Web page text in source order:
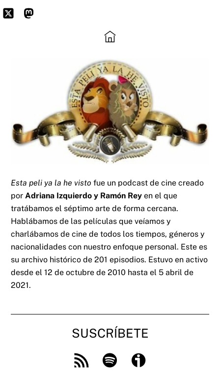
Skip
to
Icon
Mastodon
Esta peli ya la he visto fue un podcast de cine creado
por Adriana Izquierdo y Ramón Rey en el que
tratábamos el séptimo arte de forma cercana.
Hablábamos de las películas que veíamos y
charlábamos de cine de todos los tiempos, géneros y
nacionalidades con nuestro enfoque personal. Este es
su archivo histórico de 201 episodios. Estuvo en activo
desde el 12 de octubre de 2010 hasta el 5 abril de
2021.
SUSCRÍBETE
Feed
Spotify Ivoox